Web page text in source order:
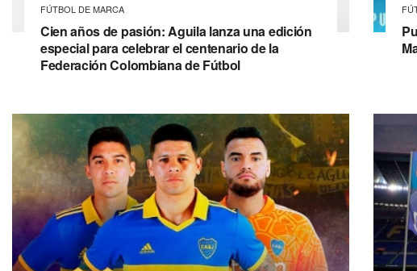
FÚTBOL DE MARCA
Cien años de pasión: Aguila lanza una edición
especial para celebrar el centenario de la
Federación Colombiana de Fútbol